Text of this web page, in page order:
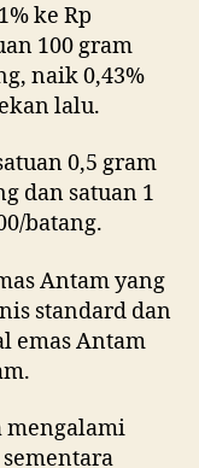
ke Rp
100 gram
naik 0,43%
lalu.
0,5 gram
dan satuan 1
batang.
Antam yang
standard dan
emas Antam
mengalami